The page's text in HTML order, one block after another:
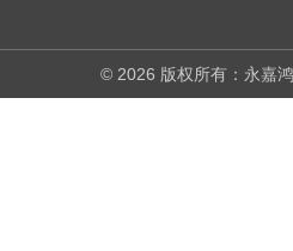
© 2026 版权所有：永嘉